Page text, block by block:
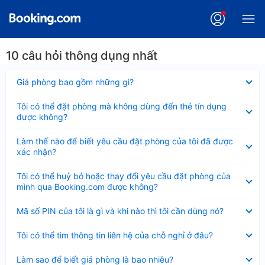
10 câu hỏi thông dụng nhất
Giá phòng bao gồm những gì?
thu
Tôi có thể đặt phòng mà không dùng đến thẻ tín dụng
được không?
thu
gọn
Làm thế nào để biết yêu cầu đặt phòng của tôi đã được
xác nhận?
thu
gọn
Tôi có thể huỷ bỏ hoặc thay đổi yêu cầu đặt phòng của
mình qua Booking.com được không?
thu
gọn
Mã số PIN của tôi là gì và khi nào thì tôi cần dùng nó?
thu
Tôi có thể tìm thông tin liên hệ của chỗ nghỉ ở đâu?
thu
Làm sao để biết giá phòng là bao nhiêu?
thu